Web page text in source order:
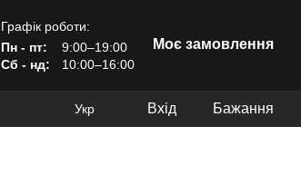
Графік роботи:
Пн - пт:
9:00–19:00
Сб - нд:
10:00–16:00
Моє замовлення
Укр Вхід Бажання